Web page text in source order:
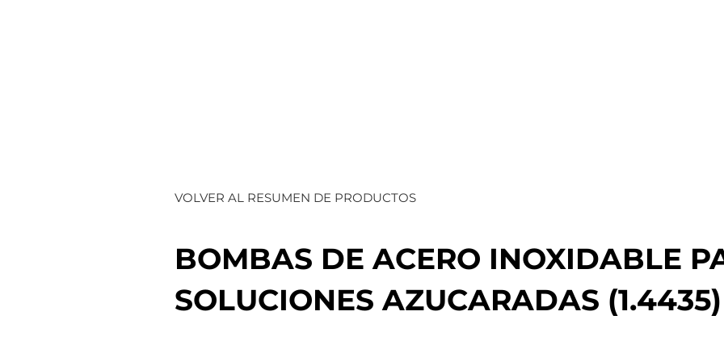
VOLVER AL RESUMEN DE PRODUCTOS
BOMBAS DE ACERO INOXIDABLE
SOLUCIONES AZUCARADAS (1.4435)